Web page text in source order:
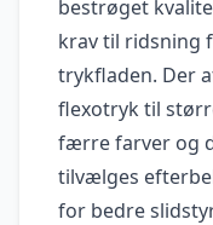
bestrøget
krav til ridsning
trykfladen. Der
flexotryk til
færre farver og
tilvælges
for bedre